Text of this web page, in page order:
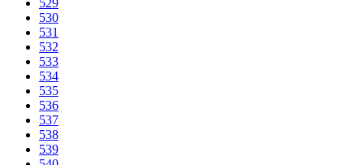
529
530
531
532
533
534
535
536
537
538
539